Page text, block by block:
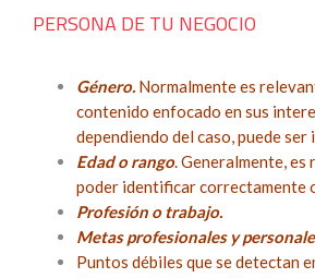
PERSONA DE TU NEGOCIO
Género. Normalmente es
contenido enfocado en sus
dependiendo del caso, puede ser
Edad o rango. Generalmente, es
poder identificar correctamente
Profesión o trabajo.
Metas profesionales y
Puntos débiles que se detectan